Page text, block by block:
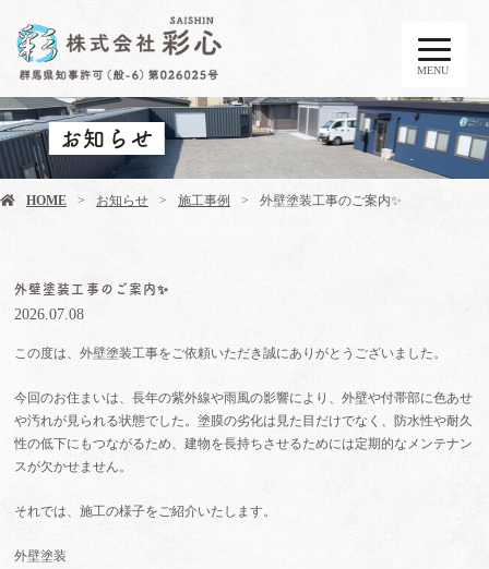
MENU
お知らせ
HOME お知らせ 施工事例 外壁塗装工事のご案内✨
外壁塗装工事のご案内✨
2026.07.08
この度は、外壁塗装工事をご依頼いただき誠にありがとうございました。
今回のお住まいは、長年の紫外線や雨風の影響により、外壁や付帯部に色あせ
や汚れが見られる状態でした。塗膜の劣化は見た目だけでなく、防水性や耐久
性の低下にもつながるため、建物を長持ちさせるためには定期的なメンテナン
スが欠かせません。
それでは、施工の様子をご紹介いたします。
外壁塗装